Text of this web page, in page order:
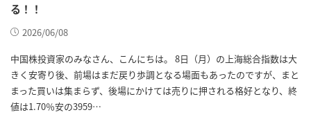
る！！
2026/06/08
中国株投資家のみなさん、こんにちは。 8日（月）の上海総合指数は大
きく安寄り後、前場はまだ戻り歩調となる場面もあったのですが、まと
まった買いは集まらず、後場にかけては売りに押される格好となり、終
値は1.70％安の3959…